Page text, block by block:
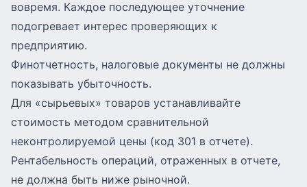
вовремя. Каждое последующее уточнение
подогревает интерес проверяющих к
предприятию.
Финотчетность, налоговые документы не должны
показывать убыточность.
Для «сырьевых» товаров устанавливайте
стоимость методом сравнительной
неконтролируемой цены (код 301 в отчете).
Рентабельность операций, отраженных в отчете,
не должна быть ниже рыночной.